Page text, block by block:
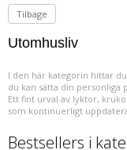
Tilbage
Utomhusliv
I den här kategorin hittar
du kan sätta din personliga
Ett fint urval av lyktor,
som kontinuerligt
Bestsellers i